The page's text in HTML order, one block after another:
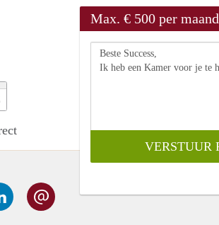
Max. € 500 per maand